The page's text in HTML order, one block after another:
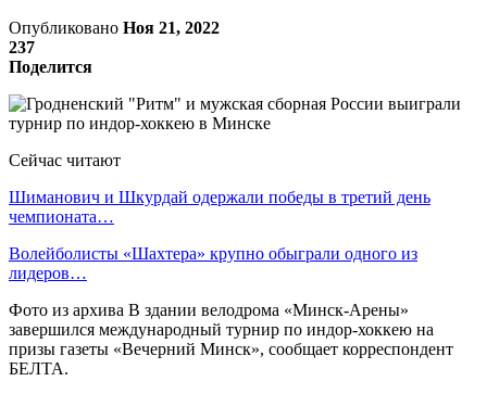
Опубликовано Ноя 21, 2022
237
Поделится
Сейчас читают
Шиманович и Шкурдай одержали победы в третий день
чемпионата…
Волейболисты «Шахтера» крупно обыграли одного из
лидеров…
Фото из архива В здании велодрома «Минск-Арены»
завершился международный турнир по индор-хоккею на
призы газеты «Вечерний Минск», сообщает корреспондент
БЕЛТА.